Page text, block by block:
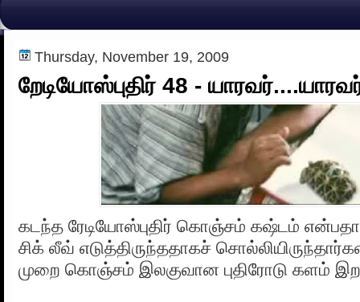
Thursday, November 19, 2009
றேடியோஸ்புதிர் 48 -
கடந்த ரேடியோஸ்புதிர் கொஞ்சம் கஷ்டம்
சிக் லீவ் எடுத்திருந்ததாகச்
முறை கொஞ்சம் இலகுவான புதிரோடு களம்